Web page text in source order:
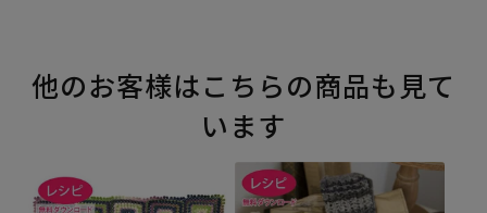
他のお客様はこちらの商品も見て
います